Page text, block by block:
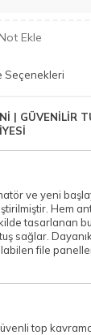
Not Ekle
Seçenekleri
| GÜVENİLİR
ve yeni
Hem
tasarlanan
sağlar.
file
top